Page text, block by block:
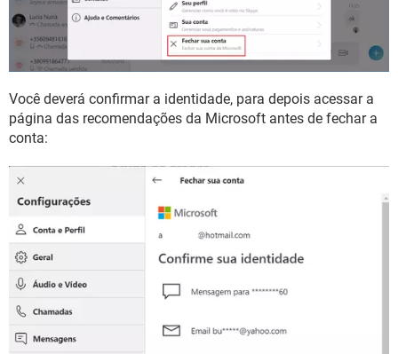
Você deverá confirmar a identidade, para depois acessar a
página das recomendações da Microsoft antes de fechar a
conta: